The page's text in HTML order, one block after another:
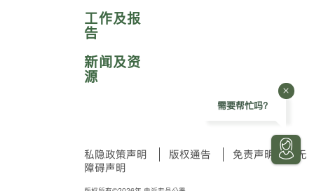
私隐政策声明 版权通告 免责声明
无
障碍声明
工作及报
告
新闻及资
源
需要帮忙吗?